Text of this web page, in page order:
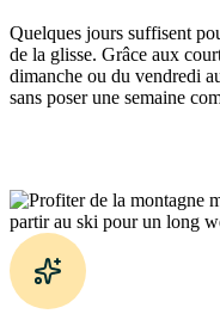
Quelques jours suffisent
de la glisse. Grâce aux
dimanche ou du vendredi
sans poser une semaine